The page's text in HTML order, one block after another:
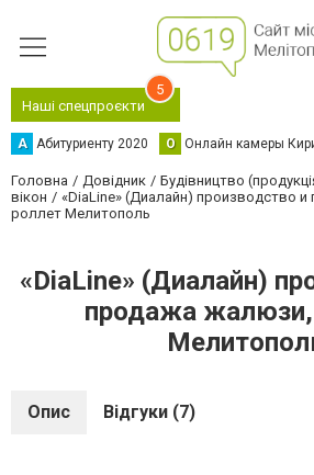
Наші спецпроєкти
5
А Абитуриенту 2020 О Онлайн камеры
Головна Довідник Будівництво
вікон
«DiaLine» (Диалайн) производство
роллет Мелитополь
«DiaLine» (Диалайн)
продажа жалюзи,
Опис Відгуки (7)